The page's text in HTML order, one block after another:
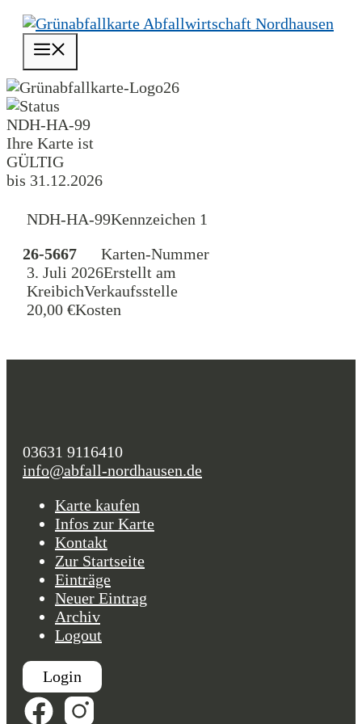
Zum
Inhalt
springen
26
NDH-HA-99
Ihre Karte ist
GÜLTIG
bis 31.12.2026
NDH-HA-99Kennzeichen 1
26-5667
Karten-Nummer
3. Juli 2026Erstellt am
KreibichVerkaufsstelle
20,00 €Kosten
03631 9116410
info@abfall-nordhausen.de
Karte kaufen
Infos zur Karte
Kontakt
Zur Startseite
Einträge
Neuer Eintrag
Archiv
Logout
Login